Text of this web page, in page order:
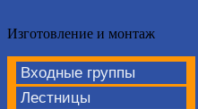
Изготовление и монтаж
Входные группы
Лестницы